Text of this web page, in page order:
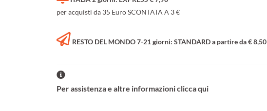
per acquisti da 35 Euro SCONTATA A 3 €
RESTO DEL MONDO 7-21 giorni: STANDARD a partire da € 8,50
Per assistenza e altre informazioni clicca qui